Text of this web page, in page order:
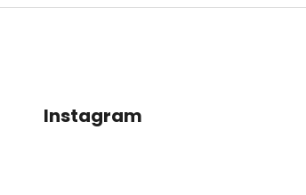
Instagram